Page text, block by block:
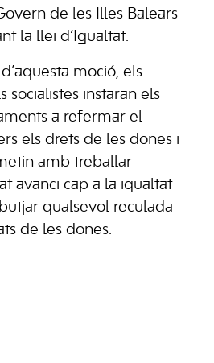
de les Illes Balears
la llei d’Igualtat.
moció, els
socialistes instaran els
a refermar el
els drets de les dones i
amb treballar
avanci cap a la igualtat
qualsevol reculada
de les dones.